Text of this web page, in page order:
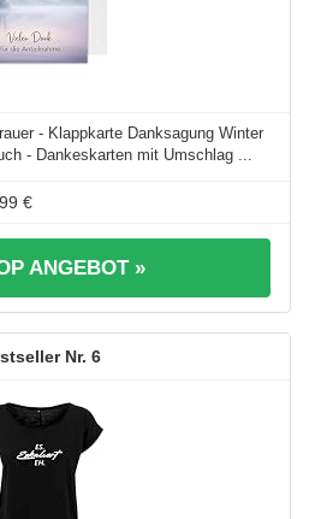
- Klappkarte Danksagung Winter
- Dankeskarten mit Umschlag ...
€
ANGEBOT »
6